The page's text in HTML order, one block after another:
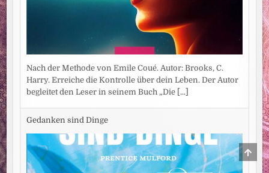
Nach der Methode von Emile Coué. Autor: Brooks, C.
Harry. Erreiche die Kontrolle über dein Leben. Der Autor
begleitet den Leser in seinem Buch „Die [...]
Gedanken sind Dinge
TO
TOP